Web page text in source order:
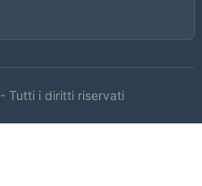
- Tutti i diritti riservati